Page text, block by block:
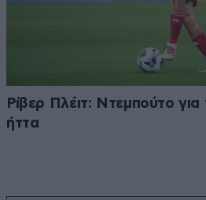
Ρίβερ Πλέιτ: Ντεμπούτο
ήττα